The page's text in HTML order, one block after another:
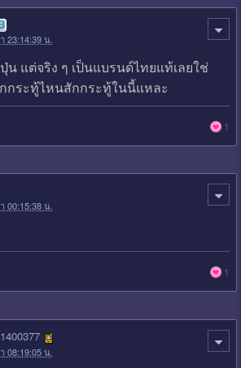
23:14:39 น.
แต่จริง ๆ เป็นแบรนด์ไทยแท้เลยใช่
กระทู้ไหนสักกระทู้ในนี้แหละ
1
00:15:38 น.
1
08:19:05 น.